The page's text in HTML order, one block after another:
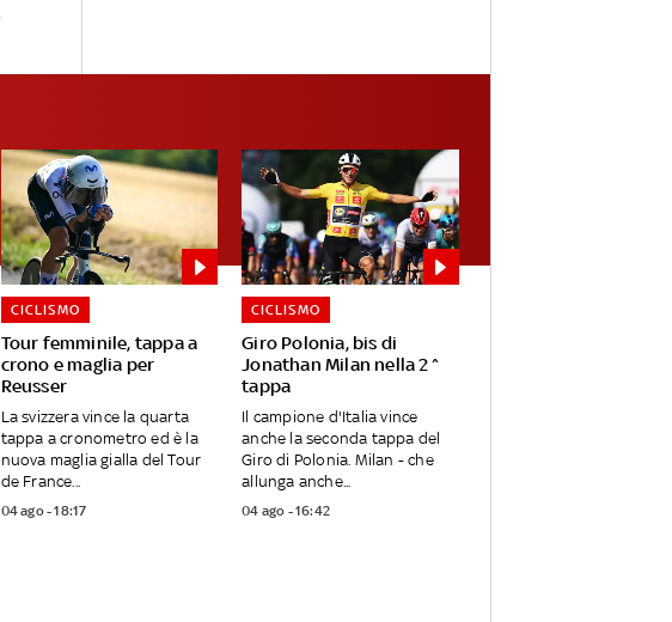
Tour femminile, tappa a
crono e maglia per
Reusser
CICLISMO
La svizzera vince la quarta
tappa a cronometro ed è la
nuova maglia gialla del Tour
de France...
04 ago - 18:17
Giro Polonia, bis di
Jonathan Milan nella 2^
tappa
CICLISMO
Il campione d'Italia vince
anche la seconda tappa del
Giro di Polonia. Milan - che
allunga anche...
04 ago - 16:42